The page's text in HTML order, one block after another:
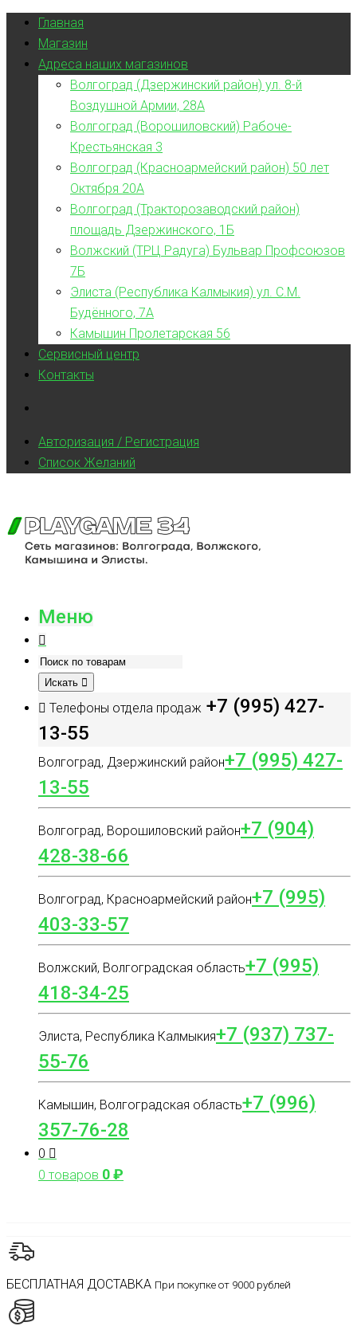
Главная
Магазин
Адреса наших магазинов
Волгоград (Дзержинский район) ул. 8-й
Воздушной Армии, 28А
Волгоград (Ворошиловский) Рабоче-
Крестьянская 3
Волгоград (Красноармейский район) 50 лет
Октября 20А
Волгоград (Тракторозаводский район)
площадь Дзержинского, 1Б
Волжский (ТРЦ Радуга) Бульвар Профсоюзов
7Б
Элиста (Республика Калмыкия) ул. С.М.
Будённого, 7А
Камышин Пролетарская 56
Сервисный центр
Контакты
Авторизация / Регистрация
Список Желаний
Меню
Искать
Телефоны отдела продаж +7 (995) 427-
13-55
Волгоград, Дзержинский район+7 (995) 427-
13-55
Волгоград, Ворошиловский район+7 (904)
428-38-66
Волгоград, Красноармейский район+7 (995)
403-33-57
Волжский, Волгоградская область+7 (995)
418-34-25
Элиста, Республика Калмыкия+7 (937) 737-
55-76
Камышин, Волгоградская область+7 (996)
357-76-28
0
0 товаров 0₽
БЕСПЛАТНАЯ ДОСТАВКА При покупке от 9000 рублей